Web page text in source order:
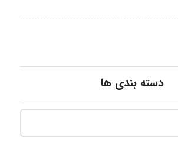
دسته بندی ها